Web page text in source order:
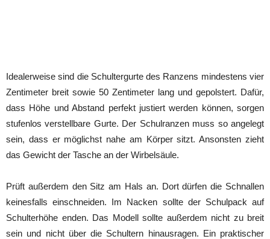
Idealerweise sind die Schultergurte des Ranzens mindestens vier
Zentimeter breit sowie 50 Zentimeter lang und gepolstert. Dafür,
dass Höhe und Abstand perfekt justiert werden können, sorgen
stufenlos verstellbare Gurte. Der Schulranzen muss so angelegt
sein, dass er möglichst nahe am Körper sitzt. Ansonsten zieht
das Gewicht der Tasche an der Wirbelsäule.
Prüft außerdem den Sitz am Hals an. Dort dürfen die Schnallen
keinesfalls einschneiden. Im Nacken sollte der Schulpack auf
Schulterhöhe enden. Das Modell sollte außerdem nicht zu breit
sein und nicht über die Schultern hinausragen. Ein praktischer